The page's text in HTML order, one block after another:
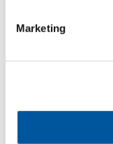
Marketing